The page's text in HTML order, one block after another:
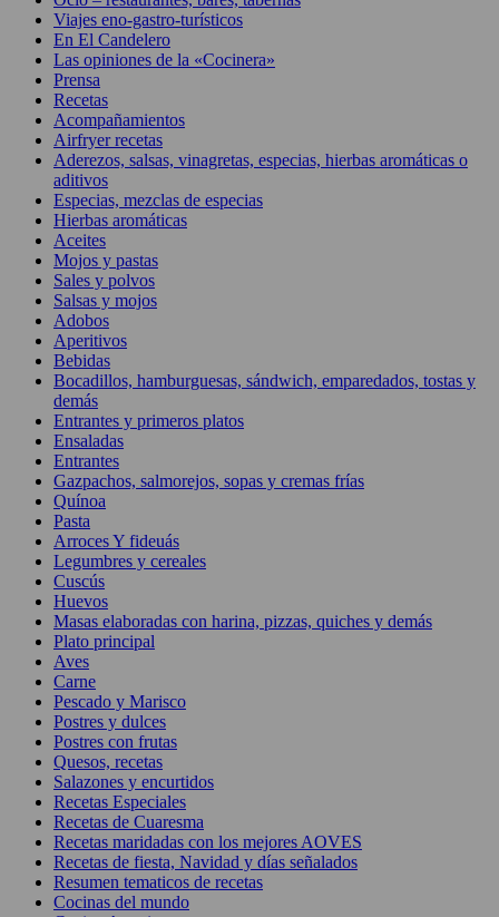
Viajes eno-gastro-turísticos
En El Candelero
Las opiniones de la «Cocinera»
Prensa
Recetas
Acompañamientos
Airfryer recetas
Aderezos, salsas, vinagretas, especias, hierbas aromáticas o
aditivos
Especias, mezclas de especias
Hierbas aromáticas
Aceites
Mojos y pastas
Sales y polvos
Salsas y mojos
Adobos
Aperitivos
Bebidas
Bocadillos, hamburguesas, sándwich, emparedados, tostas y
demás
Entrantes y primeros platos
Ensaladas
Entrantes
Gazpachos, salmorejos, sopas y cremas frías
Quínoa
Pasta
Arroces Y fideuás
Legumbres y cereales
Cuscús
Huevos
Masas elaboradas con harina, pizzas, quiches y demás
Plato principal
Aves
Carne
Pescado y Marisco
Postres y dulces
Postres con frutas
Quesos, recetas
Salazones y encurtidos
Recetas Especiales
Recetas de Cuaresma
Recetas maridadas con los mejores AOVES
Recetas de fiesta, Navidad y días señalados
Resumen tematicos de recetas
Cocinas del mundo